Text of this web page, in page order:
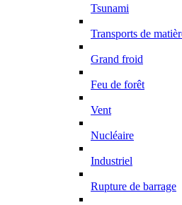
Tsunami
Transports de
Grand froid
Feu de forêt
Vent
Nucléaire
Industriel
Rupture de barrage